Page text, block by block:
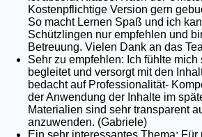
Kostenpflichtige Version gern
So macht Lernen Spaß und ich
Schützlingen nur empfehlen und
Betreuung. Vielen Dank an das
Sehr zu empfehlen: Ich fühlte mich
begleitet und versorgt mit den
bedacht auf Professionalität-
der Anwendung der Inhalte im
Materialien sind sehr transparent
anzuwenden. (Gabriele)
Ein sehr interessantes Thema: